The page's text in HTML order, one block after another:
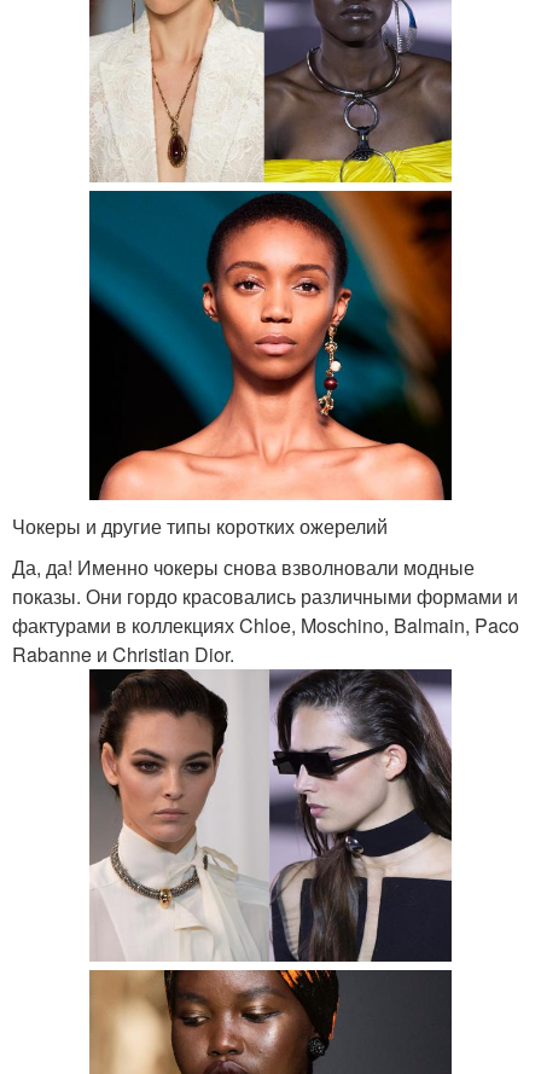
Чокеры и другие типы коротких ожерелий
Да, да! Именно чокеры снова взволновали модные
показы. Они гордо красовались различными формами и
фактурами в коллекциях Chloe, Moschino, Balmain, Paco
Rabanne и Christian Dior.